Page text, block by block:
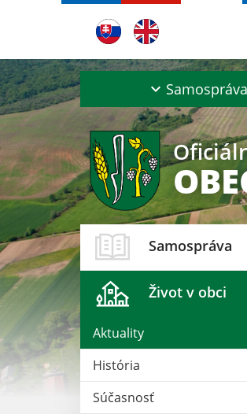
Samospráva
Samospráva
Život v obci
Aktuality
História
Súčasnosť